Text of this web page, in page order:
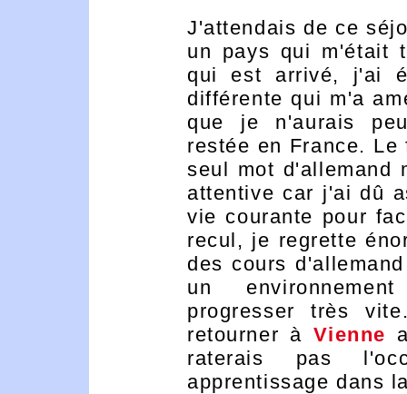
J'attendais de ce
un pays qui m'était
qui est arrivé, j'ai
différente qui m'a
que je n'aurais
restée en France.
seul mot d'allemand
attentive car j'ai dû
vie courante pour
recul, je regrette
des cours
un
progresser très
retourner à Vienne
raterais pas
apprentissage dans